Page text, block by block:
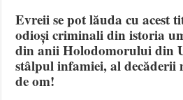
Evreii se pot lăuda cu acest
odioși criminali din istoria
din anii Holodomorului din
stâlpul infamiei, al decăderii
de om!